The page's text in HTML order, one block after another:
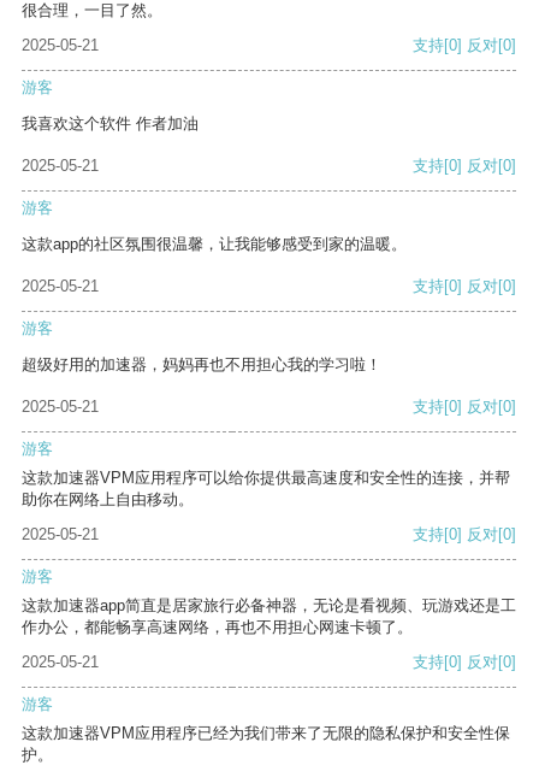
很合理，一目了然。
2025-05-21
支持[0] 反对[0]
游客
我喜欢这个软件 作者加油
2025-05-21 支持[0] 反对[0]
游客
这款app的社区氛围很温馨，让我能够感受到家的温暖。
2025-05-21 支持[0] 反对[0]
游客
超级好用的加速器，妈妈再也不用担心我的学习啦！
2025-05-21 支持[0] 反对[0]
游客
这款加速器VPM应用程序可以给你提供最高速度和安全性的连接，并帮
助你在网络上自由移动。
2025-05-21
支持[0] 反对[0]
游客
这款加速器app简直是居家旅行必备神器，无论是看视频、玩游戏还是工
作办公，都能畅享高速网络，再也不用担心网速卡顿了。
2025-05-21
支持[0] 反对[0]
游客
这款加速器VPM应用程序已经为我们带来了无限的隐私保护和安全性保
护。